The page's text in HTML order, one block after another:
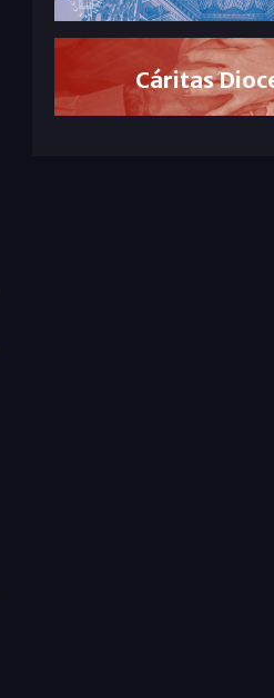
Cáritas